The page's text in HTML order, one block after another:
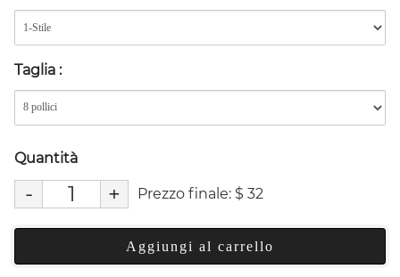
Taglia :
Quantità
- + Prezzo finale: $ 32
Aggiungi al carrello